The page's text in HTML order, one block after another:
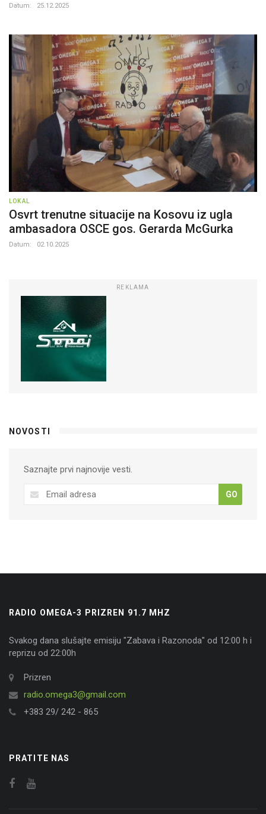
Datum: 25.12.2025
LOKAL
Osvrt trenutne situacije na Kosovu iz ugla
ambasadora OSCE gos. Gerarda McGurka
Datum: 02.10.2025
REKLAMA
NOVOSTI
Saznajte prvi najnovije vesti.
GO
RADIO OMEGA-3 PRIZREN 91.7 MHZ
Svakog dana slušajte emisiju "Zabava i Razonoda" od 12:00 h i
reprizu od 22:00h
Prizren
radio.omega3@gmail.com
+383 29/ 242 - 865
PRATITE NAS